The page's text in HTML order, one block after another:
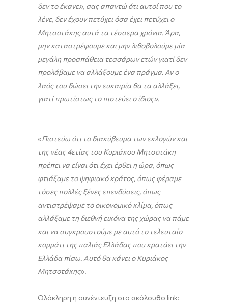
δεν το έκανε», σας απαντώ ότι αυτοί που το
λένε, δεν έχουν πετύχει όσα έχει πετύχει ο
Μητσοτάκης αυτά τα τέσσερα χρόνια. Άρα,
μην καταστρέφουμε και μην λιθοβολούμε μία
μεγάλη προσπάθεια τεσσάρων ετών γιατί δεν
προλάβαμε να αλλάξουμε ένα πράγμα. Αν ο
λαός του δώσει την ευκαιρία θα τα αλλάξει,
γιατί πρωτίστως το πιστεύει ο ίδιος».
«Πιστεύω ότι το διακύβευμα των εκλογών και
της νέας 4ετίας του Κυριάκου Μητσοτάκη
πρέπει να είναι ότι έχει έρθει η ώρα, όπως
φτιάξαμε το ψηφιακό κράτος, όπως φέραμε
τόσες πολλές ξένες επενδύσεις, όπως
αντιστρέψαμε το οικονομικό κλίμα, όπως
αλλάξαμε τη διεθνή εικόνα της χώρας να πάμε
και να συγκρουστούμε με αυτό το τελευταίο
κομμάτι της παλιάς Ελλάδας που κρατάει την
Ελλάδα πίσω. Αυτό θα κάνει ο Κυριάκος
Μητσοτάκης».
Ολόκληρη η συνέντευξη στο ακόλουθο link: